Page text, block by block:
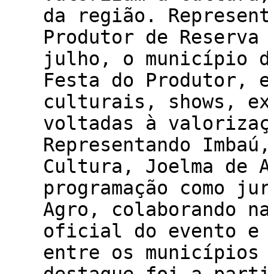
da região.
Produtor de
julho, o município
Festa do Produtor,
culturais, shows,
voltadas à
Representando
Cultura, Joelma de
programação como
Agro, colaborando
oficial do evento e
entre os municípios